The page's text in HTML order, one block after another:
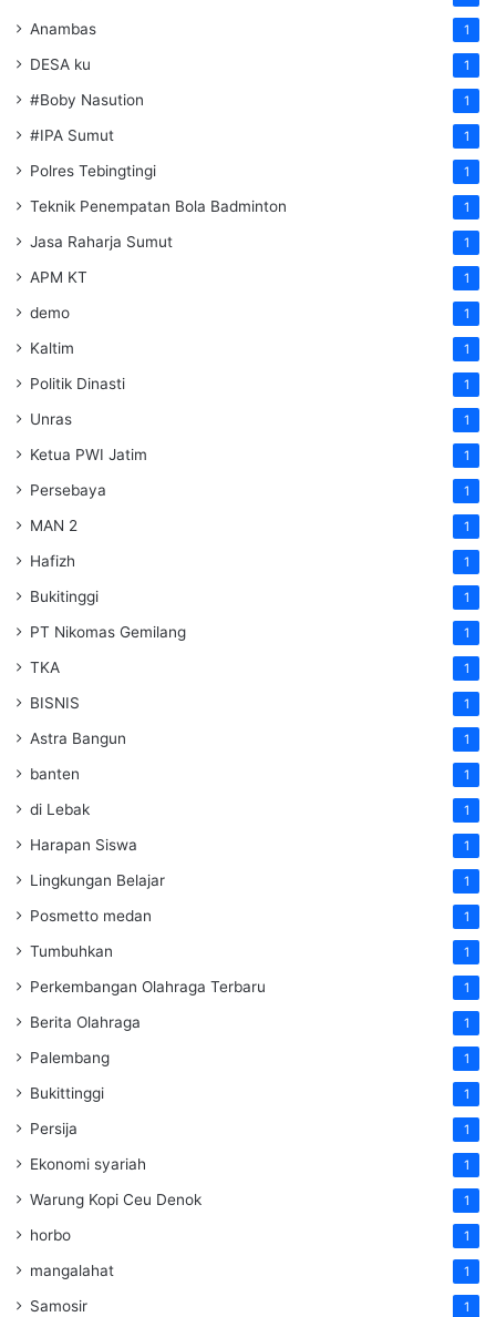
Anambas 1
DESA ku 1
#Boby Nasution 1
#IPA Sumut 1
Polres Tebingtingi 1
Teknik Penempatan Bola Badminton 1
Jasa Raharja Sumut 1
APM KT 1
demo 1
Kaltim 1
Politik Dinasti 1
Unras 1
Ketua PWI Jatim 1
Persebaya 1
MAN 2 1
Hafizh 1
Bukitinggi 1
PT Nikomas Gemilang 1
TKA 1
BISNIS 1
Astra Bangun 1
banten 1
di Lebak 1
Harapan Siswa 1
Lingkungan Belajar 1
Posmetto medan 1
Tumbuhkan 1
Perkembangan Olahraga Terbaru 1
Berita Olahraga 1
Palembang 1
Bukittinggi 1
Persija 1
Ekonomi syariah 1
Warung Kopi Ceu Denok 1
horbo 1
mangalahat 1
Samosir 1